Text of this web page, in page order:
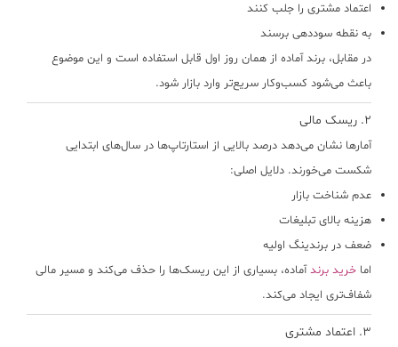
اعتماد مشتری را جلب کنند
به نقطه سوددهی برسند
در مقابل، برند آماده از همان روز اول قابل استفاده است و این موضوع
باعث می‌شود کسب‌وکار سریع‌تر وارد بازار شود.
۲. ریسک مالی
آمارها نشان می‌دهد درصد بالایی از استارتاپ‌ها در سال‌های ابتدایی
شکست می‌خورند. دلایل اصلی:
عدم شناخت بازار
هزینه بالای تبلیغات
ضعف در برندینگ اولیه
اما خرید برندآماده، بسیاری از این ریسک‌ها را حذف می‌کند و مسیر مالی
شفاف‌تری ایجاد می‌کند.
۳. اعتماد مشتری